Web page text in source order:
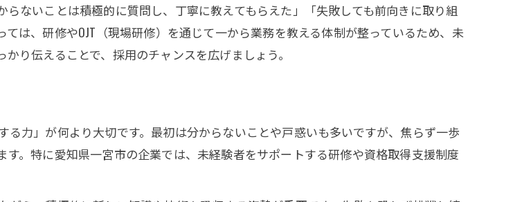
ないことは積極的に質問し、丁寧に教えてもらえた」「失敗しても前向きに取り組
は、研修やOJT（現場研修）を通じて一から業務を教える体制が整っているため、未
り伝えることで、採用のチャンスを広げましょう。
力」が何より大切です。最初は分からないことや戸惑いも多いですが、焦らず一歩
。特に愛知県一宮市の企業では、未経験者をサポートする研修や資格取得支援制度